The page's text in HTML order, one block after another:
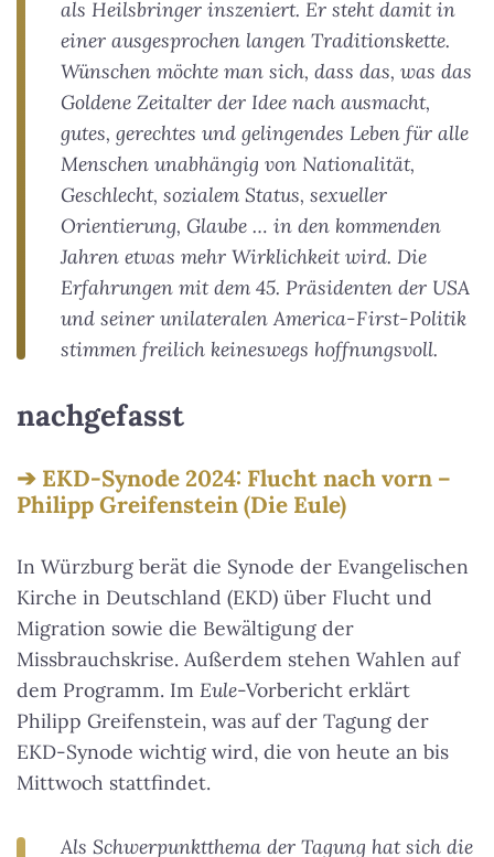
als Heilsbringer inszeniert. Er steht damit in
einer ausgesprochen langen Traditionskette.
Wünschen möchte man sich, dass das, was das
Goldene Zeitalter der Idee nach ausmacht,
gutes, gerechtes und gelingendes Leben für alle
Menschen unabhängig von Nationalität,
Geschlecht, sozialem Status, sexueller
Orientierung, Glaube … in den kommenden
Jahren etwas mehr Wirklichkeit wird. Die
Erfahrungen mit dem 45. Präsidenten der USA
und seiner unilateralen America-First-Politik
stimmen freilich keineswegs hoffnungsvoll.
nachgefasst
EKD-Synode 2024: Flucht nach vorn –
Philipp Greifenstein (Die Eule)
In Würzburg berät die Synode der Evangelischen
Kirche in Deutschland (EKD) über Flucht und
Migration sowie die Bewältigung der
Missbrauchskrise. Außerdem stehen Wahlen auf
dem Programm. Im Eule-Vorbericht erklärt
Philipp Greifenstein, was auf der Tagung der
EKD-Synode wichtig wird, die von heute an bis
Mittwoch stattfindet.
Als Schwerpunktthema der Tagung hat sich die